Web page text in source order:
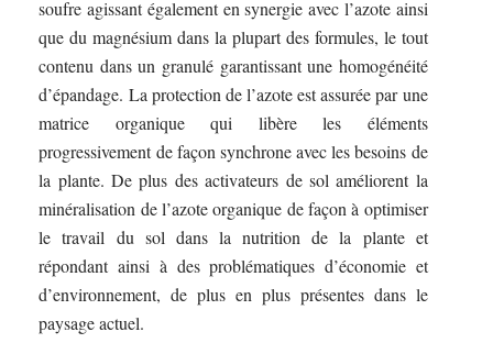
soufre agissant également en synergie avec l’azote ainsi
que du magnésium dans la plupart des formules, le tout
contenu dans un granulé garantissant une homogénéité
d’épandage. La protection de l’azote est assurée par une
matrice organique qui libère les éléments
progressivement de façon synchrone avec les besoins de
la plante. De plus des activateurs de sol améliorent la
minéralisation de l’azote organique de façon à optimiser
le travail du sol dans la nutrition de la plante et
répondant ainsi à des problématiques d’économie et
d’environnement, de plus en plus présentes dans le
paysage actuel.